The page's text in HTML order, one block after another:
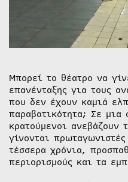
Μπορεί το θέατρο να
επανένταξης για τους
που δεν έχουν καμιά
παραβατικότητα; Σε
κρατούμενοι ανεβάζουν
γίνονται
τέσσερα χρόνια,
περιορισμούς και τα